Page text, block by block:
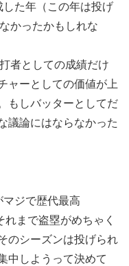
た年（この年は投げ
かったかもしれな
者としての成績だけ
ャーとしての価値が上
もしバッターとしてだ
議論にはならなかった
ジで歴代最高
れまで盗塁がめちゃく
のシーズンは投げられ
中しようって決めて